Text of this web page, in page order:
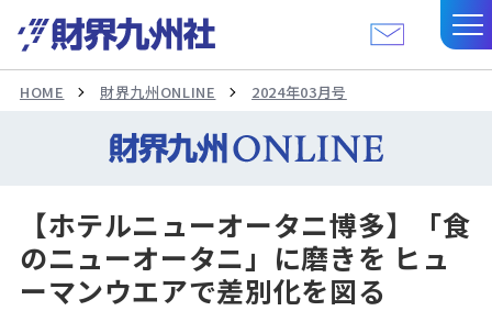
HOME 財界九州ONLINE 2024年03月号
【ホテルニューオータニ博多】「食
のニューオータニ」に磨きを ヒュ
ーマンウエアで差別化を図る